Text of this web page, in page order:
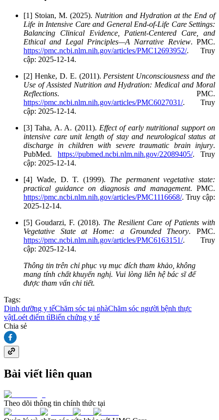
[1] Stoian, M. (2025). Nutrition and Hydration at the End of
Life in Intensive Care and General End-of-Life Care Settings:
Balancing Clinical Evidence, Patient-Centered Care, and
Ethical and Legal Principles—A Narrative Review. PMC.
https://pmc.ncbi.nlm.nih.gov/articles/PMC12693952/. Truy
cập: 2025-12-14.
[2] Henke, D. E. (2011). Persistent Unconsciousness and the
Use of Assisted Nutrition and Hydration: Medical and Moral
Reflections. PMC.
https://pmc.ncbi.nlm.nih.gov/articles/PMC6027031/. Truy
cập: 2025-12-14.
[3] Taha, A. A. (2011). Effect of early nutritional support on
intensive care unit length of stay and neurological status at
discharge in children with severe traumatic brain injury.
PubMed. https://pubmed.ncbi.nlm.nih.gov/22089405/. Truy
cập: 2025-12-14.
[4] Wade, D. T. (1999). The permanent vegetative state:
practical guidance on diagnosis and management. PMC.
https://pmc.ncbi.nlm.nih.gov/articles/PMC1116668/. Truy cập:
2025-12-14.
[5] Goudarzi, F. (2018). The Resilient Care of Patients with
Vegetative State at Home: a Grounded Theory. PMC.
https://pmc.ncbi.nlm.nih.gov/articles/PMC6163151/. Truy
cập: 2025-12-14.
Thông tin trên chỉ phục vụ mục đích tham khảo, không
mang tính chất khuyến nghị. Vui lòng liên hệ bác sĩ để
được tham vấn chi tiết.
Tags:
Dinh dưỡng y tếChăm sóc tại nhàChăm sóc người bệnh thực
vậtLoét điểm tìBiến chứng y tế
Chia sẻ
Bài viết liên quan
Theo dõi thông tin chính thức tại